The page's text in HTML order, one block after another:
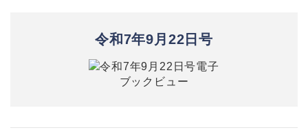
令和7年9月22日号